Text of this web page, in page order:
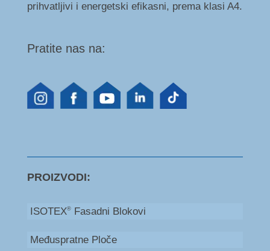
prihvatljivi i energetski efikasni, prema klasi A4.
Pratite nas na:
PROIZVODI:
ISOTEX®Fasadni Blokovi
Međuspratne Ploče